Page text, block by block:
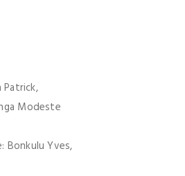
Modeste
Bonkulu Yves,